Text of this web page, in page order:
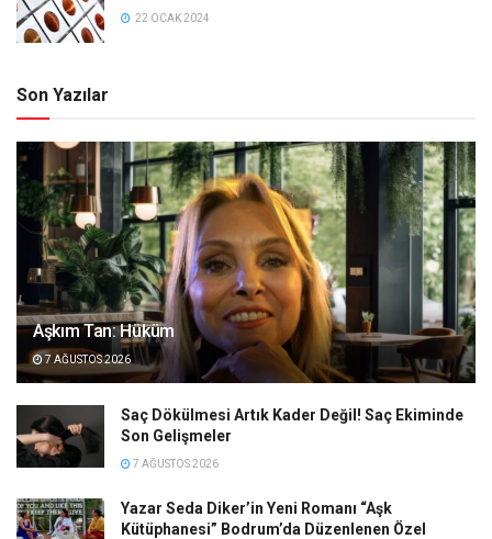
22 OCAK 2024
Son Yazılar
Aşkım Tan: Hüküm
7 AĞUSTOS 2026
Saç Dökülmesi Artık Kader Değil! Saç Ekiminde
Son Gelişmeler
7 AĞUSTOS 2026
Yazar Seda Diker’in Yeni Romanı “Aşk
Kütüphanesi” Bodrum’da Düzenlenen Özel